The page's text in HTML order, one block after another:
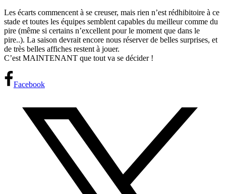
Les écarts commencent à se creuser, mais rien n’est rédhibitoire à ce
stade et toutes les équipes semblent capables du meilleur comme du
pire (même si certains n’excellent pour le moment que dans le
pire..). La saison devrait encore nous réserver de belles surprises, et
de très belles affiches restent à jouer.
C’est MAINTENANT que tout va se décider !
Facebook